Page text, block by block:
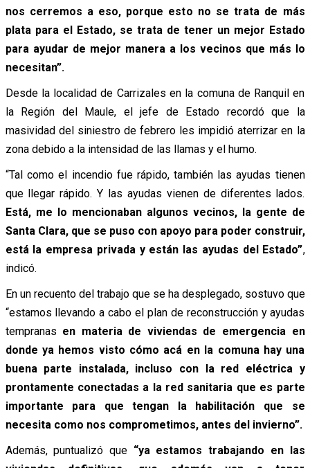
nos cerremos a eso, porque esto no se trata de más
plata para el Estado, se trata de tener un mejor Estado
para ayudar de mejor manera a los vecinos que más lo
necesitan”.
Desde la localidad de Carrizales en la comuna de Ranquil en
la Región del Maule, el jefe de Estado recordó que la
masividad del siniestro de febrero les impidió aterrizar en la
zona debido a la intensidad de las llamas y el humo.
“Tal como el incendio fue rápido, también las ayudas tienen
que llegar rápido. Y las ayudas vienen de diferentes lados.
Está, me lo mencionaban algunos vecinos, la gente de
Santa Clara, que se puso con apoyo para poder construir,
está la empresa privada y están las ayudas del Estado”,
indicó.
En un recuento del trabajo que se ha desplegado, sostuvo que
“estamos llevando a cabo el plan de reconstrucción y ayudas
tempranas en materia de viviendas de emergencia en
donde ya hemos visto cómo acá en la comuna hay una
buena parte instalada, incluso con la red eléctrica y
prontamente conectadas a la red sanitaria que es parte
importante para que tengan la habilitación que se
necesita como nos comprometimos, antes del invierno”.
Además, puntualizó que “ya estamos trabajando en las